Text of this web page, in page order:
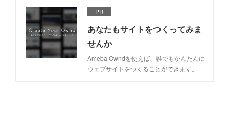
PR
あなたもサイトをつくってみま
せんか
Ameba Owndを使えば、誰でもかんたんに
ウェブサイトをつくることができます。